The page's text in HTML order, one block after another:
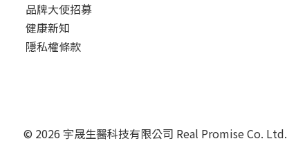
品牌大使招募
健康新知
隱私權條款
© 2026 宇晟生醫科技有限公司 Real Promise Co. Ltd.